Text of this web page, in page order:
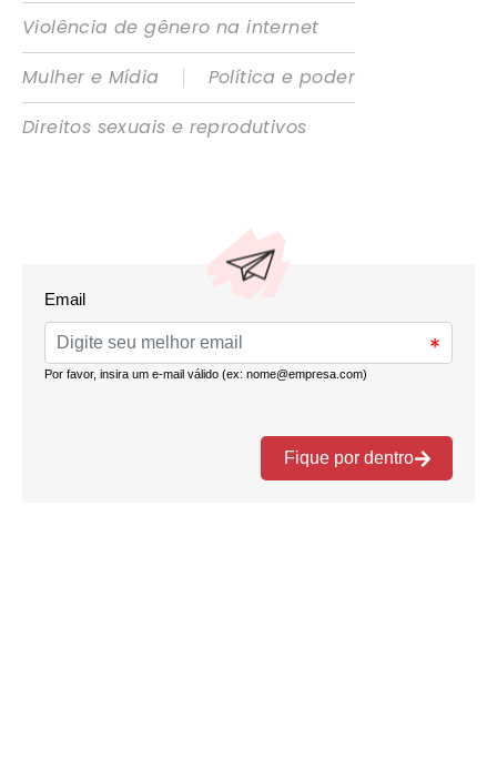
Violência de gênero na internet
Mulher e Mídia
|
Política e poder
Direitos sexuais e reprodutivos